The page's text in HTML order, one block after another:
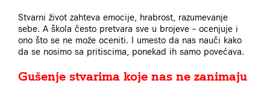
Stvarni život zahteva emocije, hrabrost, razumevanje
sebe. A škola često pretvara sve u brojeve – ocenjuje i
ono što se ne može oceniti. I umesto da nas nauči kako
da se nosimo sa pritiscima, ponekad ih samo povećava.
Gušenje stvarima koje nas ne zanimaju